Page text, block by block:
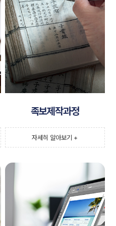
족보제작과정
자세히 알아보기 +